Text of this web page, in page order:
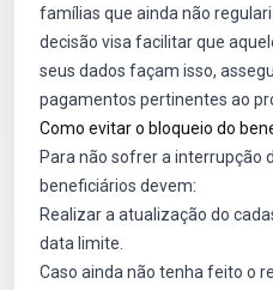
famílias que ainda não
decisão visa facilitar que
seus dados façam isso,
pagamentos pertinentes ao
Como evitar o bloqueio do
Para não sofrer a interrupção
beneficiários devem:
Realizar a atualização do
data limite.
Caso ainda não tenha feito o